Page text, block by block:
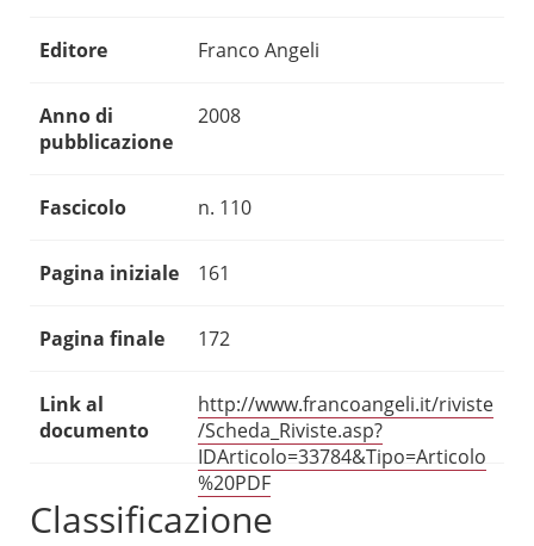
Editore Franco Angeli
Anno di
pubblicazione
2008
Fascicolo n. 110
Pagina iniziale 161
Pagina finale 172
Link al
documento
http://www.francoangeli.it/riviste
/Scheda_Riviste.asp?
IDArticolo=33784&Tipo=Articolo
%20PDF
Classificazione